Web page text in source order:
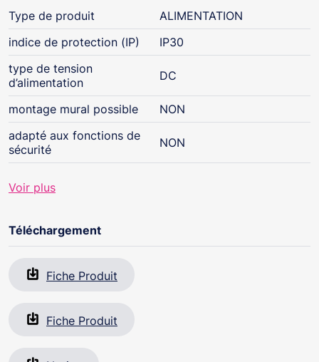
Type de produit
ALIMENTATION
indice de protection (IP)
IP30
type de tension
d’alimentation
DC
montage mural possible
NON
adapté aux fonctions de
sécurité
NON
Voir plus
Téléchargement
Fiche Produit
Fiche Produit